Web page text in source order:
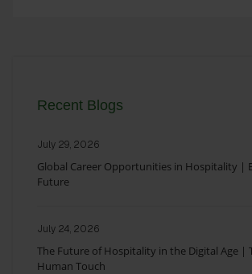
Recent Blogs
July 29, 2026
Global Career Opportunities in Hospitality |
Future
July 24, 2026
The Future of Hospitality in the Digital Age |
Human Touch